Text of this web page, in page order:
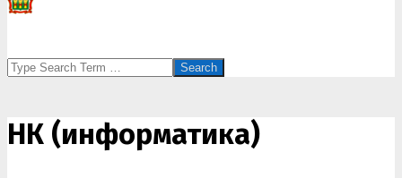
Search
НК (информатика)